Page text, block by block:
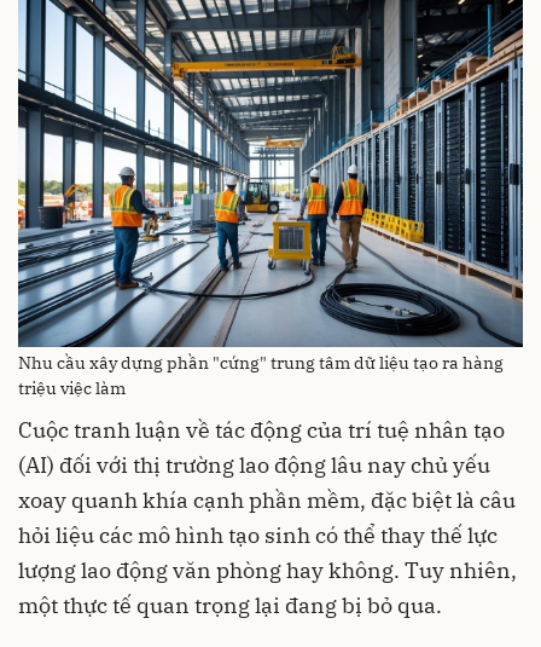
Nhu cầu xây dựng phần "cứng" trung tâm dữ liệu tạo ra hàng
triệu việc làm
Cuộc tranh luận về tác động của trí tuệ nhân tạo
(AI) đối với thị trường lao động lâu nay chủ yếu
xoay quanh khía cạnh phần mềm, đặc biệt là câu
hỏi liệu các mô hình tạo sinh có thể thay thế lực
lượng lao động văn phòng hay không. Tuy nhiên,
một thực tế quan trọng lại đang bị bỏ qua.